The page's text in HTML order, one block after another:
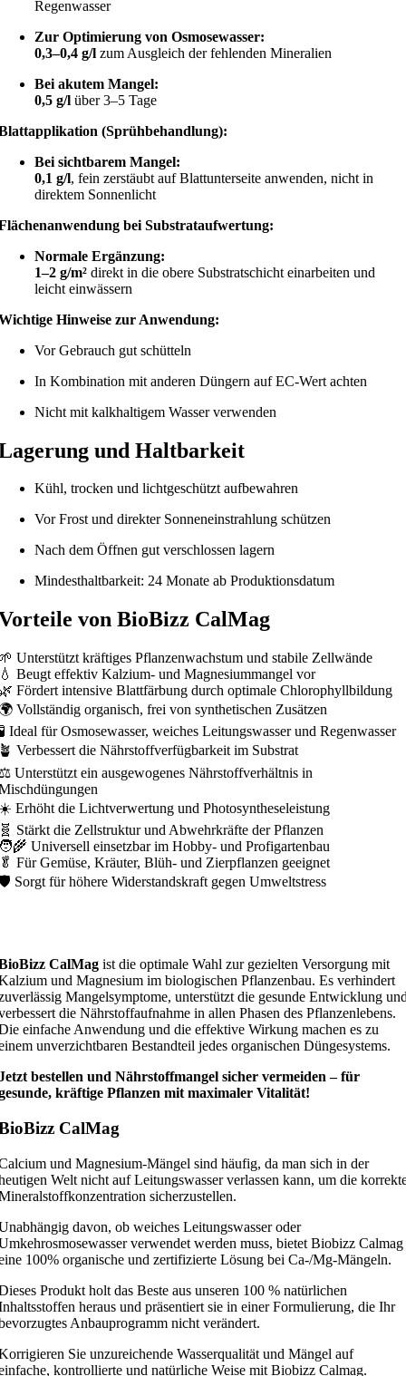
Regenwasser
Zur Optimierung von Osmosewasser:
0,3–0,4 g/l zum Ausgleich der fehlenden Mineralien
Bei akutem Mangel:
0,5 g/l über 3–5 Tage
(Sprühbehandlung):
Bei sichtbarem Mangel:
0,1 g/l, fein zerstäubt auf Blattunterseite anwenden, nicht in
direktem Sonnenlicht
bei Substrataufwertung:
Normale Ergänzung:
1–2 g/m² direkt in die obere Substratschicht einarbeiten und
leicht einwässern
Hinweise zur Anwendung:
Vor Gebrauch gut schütteln
In Kombination mit anderen Düngern auf EC-Wert achten
Nicht mit kalkhaltigem Wasser verwenden
und Haltbarkeit
Kühl, trocken und lichtgeschützt aufbewahren
Vor Frost und direkter Sonneneinstrahlung schützen
Nach dem Öffnen gut verschlossen lagern
Mindesthaltbarkeit: 24 Monate ab Produktionsdatum
von BioBizz CalMag
Unterstützt kräftiges Pflanzenwachstum und stabile Zellwände
Beugt effektiv Kalzium- und Magnesiummangel vor
Fördert intensive Blattfärbung durch optimale Chlorophyllbildung
Vollständig organisch, frei von synthetischen Zusätzen
Ideal für Osmosewasser, weiches Leitungswasser und Regenwasser
Verbessert die Nährstoffverfügbarkeit im Substrat
Unterstützt ein ausgewogenes Nährstoffverhältnis in
Erhöht die Lichtverwertung und Photosyntheseleistung
Stärkt die Zellstruktur und Abwehrkräfte der Pflanzen
Universell einsetzbar im Hobby- und Profigartenbau
Für Gemüse, Kräuter, Blüh- und Zierpflanzen geeignet
Sorgt für höhere Widerstandskraft gegen Umweltstress
CalMag ist die optimale Wahl zur gezielten Versorgung mit
und Magnesium im biologischen Pflanzenbau. Es verhindert
Mangelsymptome, unterstützt die gesunde Entwicklung
die Nährstoffaufnahme in allen Phasen des Pflanzenlebens.
einfache Anwendung und die effektive Wirkung machen es zu
unverzichtbaren Bestandteil jedes organischen Düngesystems.
bestellen und Nährstoffmangel sicher vermeiden – für
kräftige Pflanzen mit maximaler Vitalität!
CalMag
und Magnesium-Mängel sind häufig, da man sich in der
Welt nicht auf Leitungswasser verlassen kann, um die
sicherzustellen.
davon, ob weiches Leitungswasser oder
verwendet werden muss, bietet Biobizz Calmag
100% organische und zertifizierte Lösung bei Ca-/Mg-Mängeln.
Produkt holt das Beste aus unseren 100 % natürlichen
heraus und präsentiert sie in einer Formulierung, die Ihr
Anbauprogramm nicht verändert.
Sie unzureichende Wasserqualität und Mängel auf
kontrollierte und natürliche Weise mit Biobizz Calmag.